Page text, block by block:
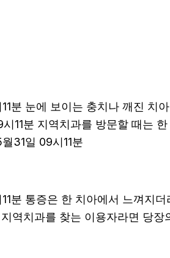
분 눈에 보이는 충치나 깨진 치
11분 지역치과를 방문할 때는
31일 09시11분
분 통증은 한 치아에서 느껴지
역치과를 찾는 이용자라면 당장